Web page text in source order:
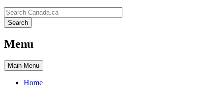
Search
Search
Menu
Main Menu
Home